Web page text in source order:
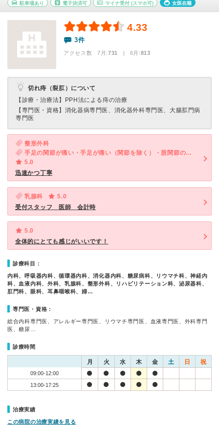
駐車場あり 電子決済可 マイナ受付 (スマホ可) 女医在籍
4.33
3件
アクセス数 7月:731 | 6月:813
切れ痔（裂肛）について
【診療・治療法】
PPH法による痔の治療
【専門医・資格】 消化器病専門医、消化器外科専門医、大腸肛門病
専門医
整形外科
手足の関節が痛い・手足が痛い（関節を除く）・股関節の痛み
5.0
迅速かつ丁寧
乳腺科
5.0
受付スタッフ 医師 会計時
5.0
全体的にとても感じがいいです！
診療科目：
内科、呼吸器内科、循環器内科、消化器内科、糖尿病科、リウマチ科、神経内
科、血液内科、外科、乳腺科、整形外科、リハビリテーション科、泌尿器科、
肛門科、眼科、耳鼻咽喉科、婦…
専門医・資格：
総合内科専門医、アレルギー専門医、リウマチ専門医、血液専門医、外科専門
医、糖尿…
診療時間
月 火 水 木 金 土 日 祝
09:00-12:00
13:00-17:25
治療実績
この病院の治療実績を見る